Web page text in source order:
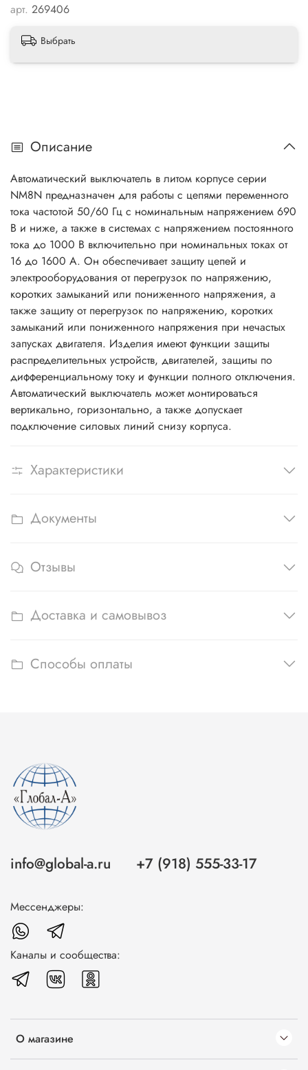
арт. 269406
Выбрать
Описание
Автоматический выключатель в литом корпусе серии
NM8N предназначен для работы с цепями переменного
тока частотой 50/60 Гц с номинальным напряжением 690
В и ниже, а также в системах с напряжением постоянного
тока до 1000 В включительно при номинальных токах от
16 до 1600 A. Он обеспечивает защиту цепей и
электрооборудования от перегрузок по напряжению,
коротких замыканий или пониженного напряжения, а
также защиту от перегрузок по напряжению, коротких
замыканий или пониженного напряжения при нечастых
запусках двигателя. Изделия имеют функции защиты
распределительных устройств, двигателей, защиты по
дифференциальному току и функции полного отключения.
Автоматический выключатель может монтироваться
вертикально, горизонтально, а также допускает
подключение силовых линий снизу корпуса.
Характеристики
Документы
Отзывы
Доставка и самовывоз
Способы оплаты
О магазине
info@global-a.ru +7 (918) 555-33-17
Мессенджеры:
Каналы и сообщества: